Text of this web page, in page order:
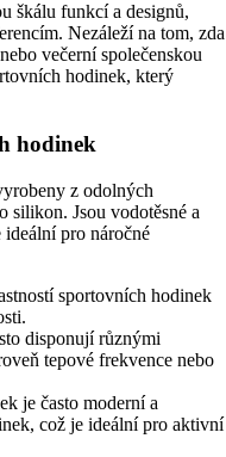
škálu funkcí a designů,
Nezáleží na tom, zda
večerní společenskou
hodinek, který
hodinek
z odolných
silikon. Jsou vodotěsné a
pro náročné
sportovních hodinek
disponují různými
tepové frekvence nebo
je často moderní a
což je ideální pro aktivní